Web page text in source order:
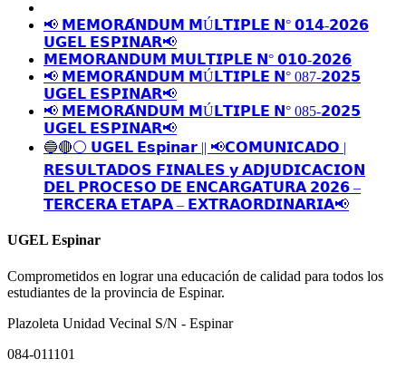
📢 𝗠𝗘𝗠𝗢𝗥𝗔́𝗡𝗗𝗨𝗠 𝗠Ú𝗟𝗧𝗜𝗣𝗟𝗘 𝗡° 𝟬𝟭𝟰-𝟮𝟬𝟮𝟲
𝗨𝗚𝗘𝗟 𝗘𝗦𝗣𝗜𝗡𝗔𝗥📢
𝗠𝗘𝗠𝗢𝗥𝗔𝗡𝗗𝗨𝗠 𝗠𝗨𝗟𝗧𝗜𝗣𝗟𝗘 𝗡° 𝟬𝟭𝟬-𝟮𝟬𝟮𝟲
📢 𝗠𝗘𝗠𝗢𝗥𝗔́𝗡𝗗𝗨𝗠 𝗠Ú𝗟𝗧𝗜𝗣𝗟𝗘 𝗡° 087-𝟮𝟬𝟮𝟱
𝗨𝗚𝗘𝗟 𝗘𝗦𝗣𝗜𝗡𝗔𝗥📢
📢 𝗠𝗘𝗠𝗢𝗥𝗔́𝗡𝗗𝗨𝗠 𝗠Ú𝗟𝗧𝗜𝗣𝗟𝗘 𝗡° 085-𝟮𝟬𝟮𝟱
𝗨𝗚𝗘𝗟 𝗘𝗦𝗣𝗜𝗡𝗔𝗥📢
🔵🔴⚪️ 𝗨𝗚𝗘𝗟 𝗘𝘀𝗽𝗶𝗻𝗮𝗿 || 📢𝗖𝗢𝗠𝗨𝗡𝗜𝗖𝗔𝗗𝗢 |
𝗥𝗘𝗦𝗨𝗟𝗧𝗔𝗗𝗢𝗦 𝗙𝗜𝗡𝗔𝗟𝗘𝗦 𝘆 𝗔𝗗𝗝𝗨𝗗𝗜𝗖𝗔𝗖𝗜𝗢𝗡
𝗗𝗘𝗟 𝗣𝗥𝗢𝗖𝗘𝗦𝗢 𝗗𝗘 𝗘𝗡𝗖𝗔𝗥𝗚𝗔𝗧𝗨𝗥𝗔 𝟮𝟬𝟮𝟲 –
𝗧𝗘𝗥𝗖𝗘𝗥𝗔 𝗘𝗧𝗔𝗣𝗔 – 𝗘𝗫𝗧𝗥𝗔𝗢𝗥𝗗𝗜𝗡𝗔𝗥𝗜𝗔📢
UGEL Espinar
Comprometidos en lograr una educación de calidad para todos los
estudiantes de la provincia de Espinar.
Plazoleta Unidad Vecinal S/N - Espinar
084-011101